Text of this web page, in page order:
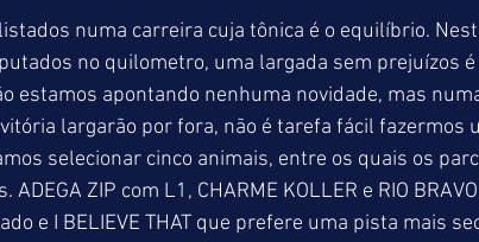
numa carreira cuja tônica é o equilíbrio.
no quilometro, uma largada sem prejuízos
estamos apontando nenhuma novidade, mas
largarão por fora, não é tarefa fácil fazermos
selecionar cinco animais, entre os quais os
ZIP com L1, CHARME KOLLER e RIO
e I BELIEVE THAT que prefere uma pista mais